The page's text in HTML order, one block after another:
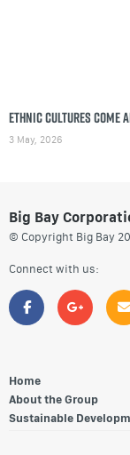
Ethnic cultures come
3 May, 2026
Big Bay
© Copyright Big Bay
Connect with us:
Home
About the Group
Sustainable